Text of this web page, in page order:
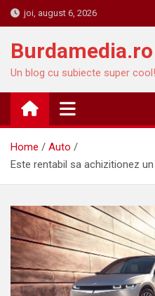
Skip
to
content
joi, august 6, 2026
Burdamedia.ro
Un blog cu subiecte super cool!
Home
Auto
Este rentabil sa achizitionez